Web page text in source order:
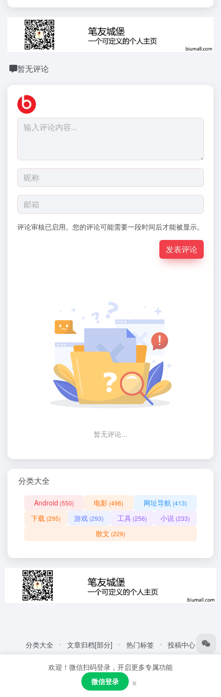
暂无评论
评论审核已启用。您的评论可能需要一段时间后才能被显示。
发表评论
暂无评论...
分类大全
Android (550) 电影 (496) 网址导航 (413)
下载 (295) 游戏 (293) 工具(256) 小说 (233)
散文 (229)
分类大全 文章归档[部分] 热门标签
投稿中心
笔友城堡 - 阅读是一种生活方式
2021001387号 粤公网安备44030002005109号
欢迎！微信扫码登录，开启更多专属功能
微信登录
×